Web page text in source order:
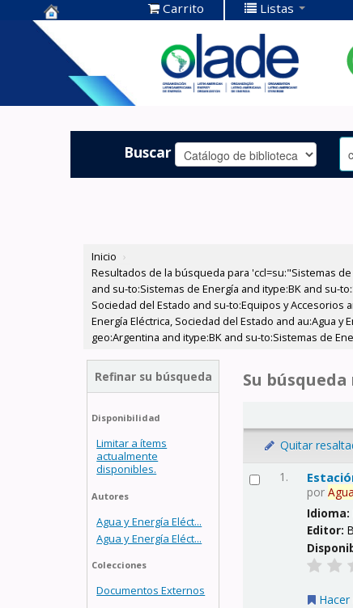
Centro de
Documentación
OLADE -
Carrito Listas
Buscar
Inicio ›
Resultados de la búsqueda para 'ccl=su:"Sistemas de
and su-to:Sistemas de Energía and itype:BK and su-
Sociedad del Estado and su-to:Equipos y Accesorios
Energía Eléctrica, Sociedad del Estado and au:Agua
geo:Argentina and itype:BK and su-to:Sistemas de
Refinar su búsqueda
Disponibilidad
Limitar a ítems
actualmente
disponibles.
Autores
Agua y Energía Eléct...
Agua y Energía Eléct...
Colecciones
Documentos Externos
Su
Quitar
1.
porAgua
Idioma:
Editor: